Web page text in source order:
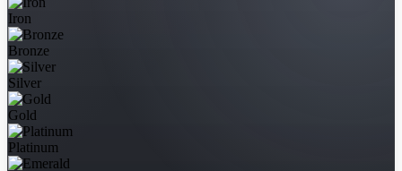
Iron
Bronze
Silver
Gold
Platinum